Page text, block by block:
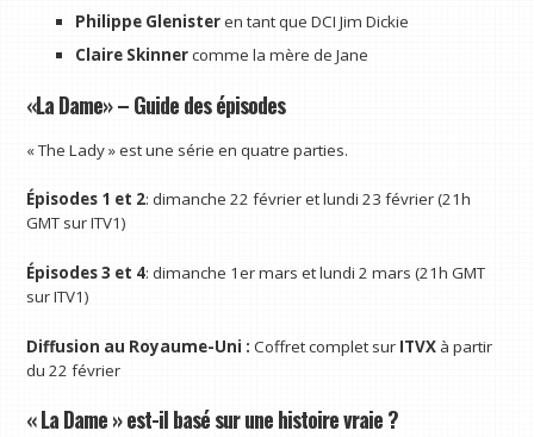
Philippe Glenisteren tant que DCI Jim Dickie
Claire Skinnercomme la mère de Jane
«La Dame» – Guide des épisodes
« The Lady » est une série en quatre parties.
Épisodes 1 et 2: dimanche 22 février et lundi 23 février (21h
GMT sur ITV1)
Épisodes 3 et 4: dimanche 1er mars et lundi 2 mars (21h GMT
sur ITV1)
Diffusion au Royaume-Uni : Coffret complet sur ITVX à partir
du 22 février
« La Dame » est-il basé sur une histoire vraie ?